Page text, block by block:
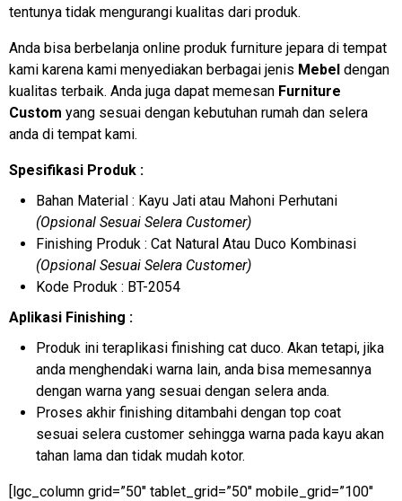
tentunya tidak mengurangi kualitas dari produk.
Anda bisa berbelanja online produk furniture jepara di tempat
kami karena kami menyediakan berbagai jenis Mebel dengan
kualitas terbaik. Anda juga dapat memesan Furniture
Custom yang sesuai dengan kebutuhan rumah dan selera
anda di tempat kami.
Spesifikasi Produk :
Bahan Material : Kayu Jati atau Mahoni Perhutani
(Opsional Sesuai Selera Customer)
Finishing Produk : Cat Natural Atau Duco Kombinasi
(Opsional Sesuai Selera Customer)
Kode Produk : BT-2054
Aplikasi Finishing :
Produk ini teraplikasi finishing cat duco. Akan tetapi, jika
anda menghendaki warna lain, anda bisa memesannya
dengan warna yang sesuai dengan selera anda.
Proses akhir finishing ditambahi dengan top coat
sesuai selera customer sehingga warna pada kayu akan
tahan lama dan tidak mudah kotor.
[lgc_column grid=”50″ tablet_grid=”50″ mobile_grid=”100″